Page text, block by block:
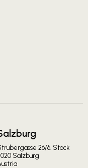
26/6. Stock
Salzburg